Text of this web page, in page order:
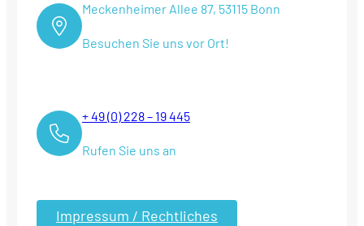
Meckenheimer Allee 87, 53115 Bonn
Besuchen Sie uns vor Ort!
+ 49 (0) 228 – 19 445
Rufen Sie uns an
Impressum / Rechtliches